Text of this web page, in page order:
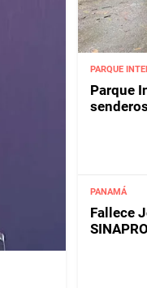
PARQUE
Parque
PANAMÁ
Fallece